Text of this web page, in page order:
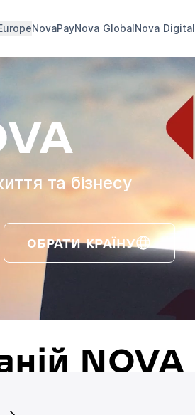
NovaPayNova GlobalNova Digital
та бізнесу
ОБРАТИ КРАЇНУ
NOVA